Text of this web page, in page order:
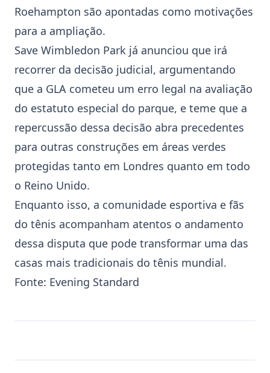
Roehampton são apontadas como motivações
para a ampliação.
Save Wimbledon Park já anunciou que irá
recorrer da decisão judicial, argumentando
que a GLA cometeu um erro legal na avaliação
do estatuto especial do parque, e teme que a
repercussão dessa decisão abra precedentes
para outras construções em áreas verdes
protegidas tanto em Londres quanto em todo
o Reino Unido.
Enquanto isso, a comunidade esportiva e fãs
do tênis acompanham atentos o andamento
dessa disputa que pode transformar uma das
casas mais tradicionais do tênis mundial.
Fonte: Evening Standard